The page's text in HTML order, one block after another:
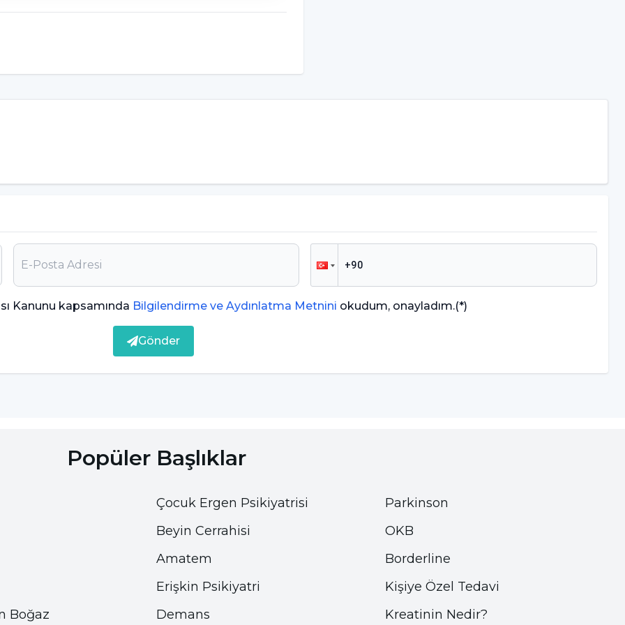
sistemine çok fazla yararı bulunan meyvenin
şekildedir:
tok tutma özelliği ile zayıflamak isteyen kişilerin
kalori özelliği ile yüksek bir enerji vermektedir.
Kanunu kapsamında Bilgilendirme ve Aydınlatma Metnini okudum, onayladım.(*)
Gönder
Popüler Başlıklar
Boğaz
Çocuk Ergen Psikiyatrisi
Beyin Cerrahisi
Amatem
Erişkin Psikiyatri
Demans
Parkinson
OKB
Borderline
Kişiye Özel Tedavi
Kreatinin Nedir?